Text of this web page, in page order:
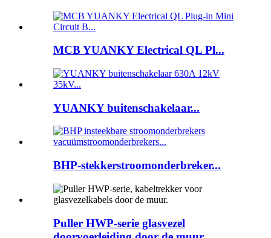
MCB YUANKY Electrical QL Pl...
YUANKY buitenschakelaar...
BHP-stekkerstroomonderbreker...
Puller HWP-serie glasvezel